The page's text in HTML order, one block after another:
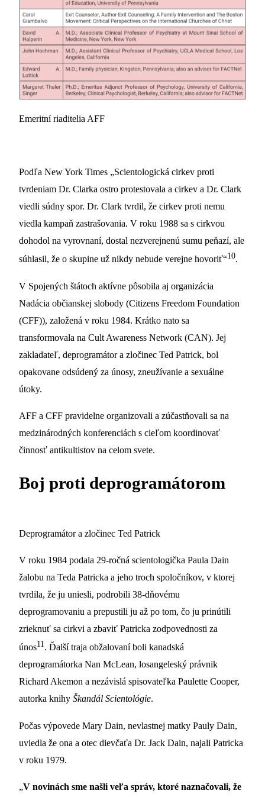
Emeritní riaditelia AFF
Podľa New York Times „Scientologická cirkev proti
tvrdeniam Dr. Clarka ostro protestovala a cirkev a Dr. Clark
viedli súdny spor. Dr. Clark tvrdil, že cirkev proti nemu
viedla kampaň zastrašovania. V roku 1988 sa s cirkvou
dohodol na vyrovnaní, dostal nezverejnenú sumu peňazí, ale
súhlasil, že o skupine už nikdy nebude verejne hovoriť“10.
V Spojených štátoch aktívne pôsobila aj organizácia
Nadácia občianskej slobody (Citizens Freedom Foundation
(CFF)), založená v roku 1984. Krátko nato sa
transformovala na Cult Awareness Network (CAN). Jej
zakladateľ, deprogramátor a zločinec Ted Patrick, bol
opakovane odsúdený za únosy, zneužívanie a sexuálne
útoky.
AFF a CFF pravidelne organizovali a zúčastňovali sa na
medzinárodných konferenciách s cieľom koordinovať
činnosť antikultistov na celom svete.
Boj proti deprogramátorom
Deprogramátor a zločinec Ted Patrick
V roku 1984 podala 29-ročná scientologička Paula Dain
žalobu na Teda Patricka a jeho troch spoločníkov, v ktorej
tvrdila, že ​​ju uniesli, podrobili 38-dňovému
deprogramovaniu a prepustili ju až po tom, čo ju prinútili
zrieknuť sa cirkvi a zbaviť Patricka zodpovednosti za
únos11 . Ďalší traja obžalovaní boli kanadská
deprogramátorka Nan McLean, losangeleský právnik
Richard Akemon a nezávislá spisovateľka Paulette Cooper,
autorka knihy Škandál Scientológie.
Počas výpovede Mary Dain, nevlastnej matky Pauly Dain,
uviedla že ona a otec dievčaťa Dr. Jack Dain, najali Patricka
v roku 1979.
„V novinách sme našli veľa správ, ktoré naznačovali, že